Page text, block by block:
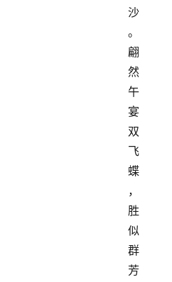
沙
。
翩
然
午
宴
双
飞
蝶
，
胜
似
群
芳